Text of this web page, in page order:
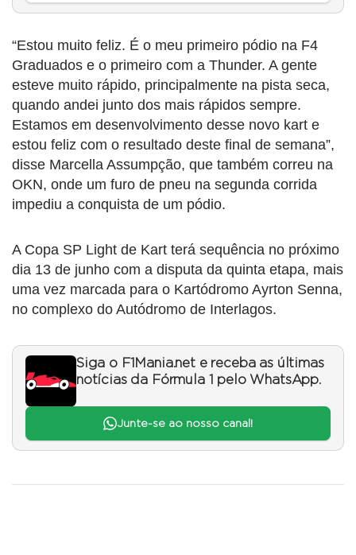
“Estou muito feliz. É o meu primeiro pódio na F4
Graduados e o primeiro com a Thunder. A gente
esteve muito rápido, principalmente na pista seca,
quando andei junto dos mais rápidos sempre.
Estamos em desenvolvimento desse novo kart e
estou feliz com o resultado deste final de semana”,
disse Marcella Assumpção, que também correu na
OKN, onde um furo de pneu na segunda corrida
impediu a conquista de um pódio.
A Copa SP Light de Kart terá sequência no próximo
dia 13 de junho com a disputa da quinta etapa, mais
uma vez marcada para o Kartódromo Ayrton Senna,
no complexo do Autódromo de Interlagos.
Siga o F1Mania.net e receba as últimas
notícias da Fórmula 1 pelo WhatsApp.
Junte-se ao nosso canal!